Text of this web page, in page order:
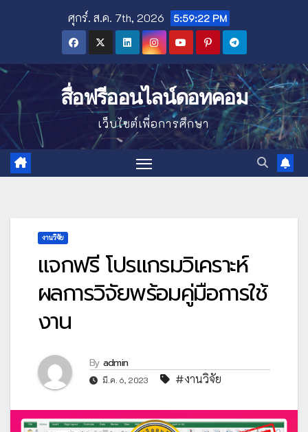
ศุกร์. ส.ค. 7th, 2026 5:59:23 PM
สื่อฟรีออนไลน์ดอทคอม
เว็บไซต์เพื่อการศึกษา
งานวิจัย
แจกฟรี โปรแกรมวิเคราะห์
ผลการวิจัยพร้อมคู่มือการใช้
งาน
By admin
มี.ค. 6, 2023 #งานวิจัย